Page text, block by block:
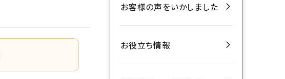
お客様の声をいかしました
お役立ち情報